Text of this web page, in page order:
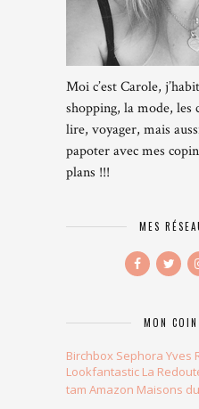
Moi c’est Carole,
shopping, la mode, les
lire, voyager, mais
papoter avec mes
plans !!!
MES
MON
Birchbox Sephora Yves
Lookfantastic La
tam Amazon Maisons